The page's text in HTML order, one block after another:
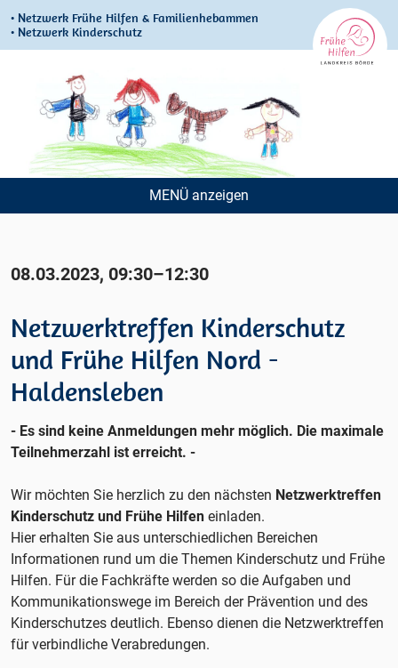
• Netzwerk Frühe Hilfen & Familienhebammen
• Netzwerk Kinderschutz
Navigation
MENÜ
08.03.2023, 09:30–12:30
Netzwerktreffen Kinderschutz
und Frühe Hilfen Nord -
Haldensleben
- Es sind keine Anmeldungen mehr möglich. Die maximale
Teilnehmerzahl ist erreicht. -
Wir möchten Sie herzlich zu den nächsten Netzwerktreffen
Kinderschutz und Frühe Hilfen einladen.
Hier erhalten Sie aus unterschiedlichen Bereichen
Informationen rund um die Themen Kinderschutz und Frühe
Hilfen. Für die Fachkräfte werden so die Aufgaben und
Kommunikationswege im Bereich der Prävention und des
Kinderschutzes deutlich. Ebenso dienen die Netzwerktreffen
für verbindliche Verabredungen.